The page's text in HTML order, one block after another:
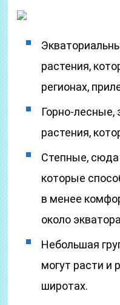
растения,
регионах,
Горно-
растения,
Степные, сюда
которые
в менее
около
Небольшая
могут расти и
широтах.